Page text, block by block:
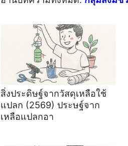
สิ่งประดิษฐ์จากวัสดุเหลือใช้
แปลก (2569) ประษฐ์จาก
เหลือแปลกอา